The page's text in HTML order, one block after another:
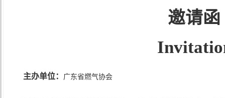
邀请函
主办单位： 广东省燃气协会